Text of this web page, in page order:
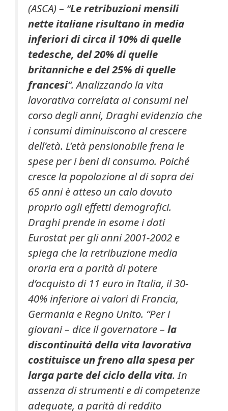
(ASCA) – “Le retribuzioni mensili
nette italiane risultano in media
inferiori di circa il 10% di quelle
tedesche, del 20% di quelle
britanniche e del 25% di quelle
francesi“. Analizzando la vita
lavorativa correlata ai consumi nel
corso degli anni, Draghi evidenzia che
i consumi diminuiscono al crescere
dell’età. L’età pensionabile frena le
spese per i beni di consumo. Poiché
cresce la popolazione al di sopra dei
65 anni è atteso un calo dovuto
proprio agli effetti demografici.
Draghi prende in esame i dati
Eurostat per gli anni 2001-2002 e
spiega che la retribuzione media
oraria era a parità di potere
d’acquisto di 11 euro in Italia, il 30-
40% inferiore ai valori di Francia,
Germania e Regno Unito. “Per i
giovani – dice il governatore – la
discontinuità della vita lavorativa
costituisce un freno alla spesa per
larga parte del ciclo della vita. In
assenza di strumenti e di competenze
adeguate, a parità di reddito